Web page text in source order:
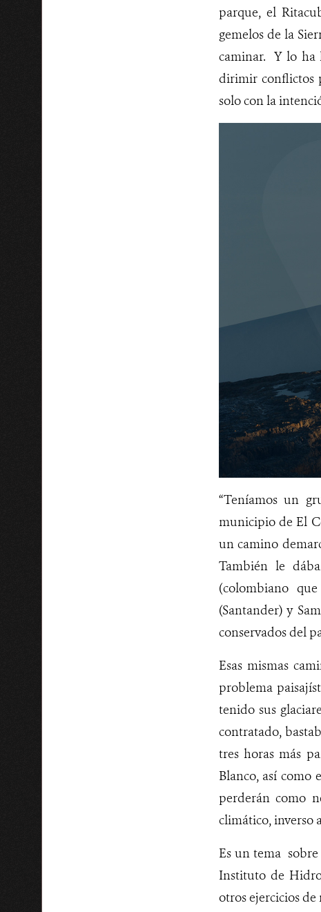
parque, el
gemelos de la
caminar. Y lo ha
dirimir conflictos
solo con la
“Teníamos un
municipio de El
un camino
También le
(colombiano
(Santander) y
conservados del
Esas mismas
problema
tenido sus
contratado,
tres horas más
Blanco, así como
perderán como
climático, inverso
Es un tema
Instituto de
otros ejercicios